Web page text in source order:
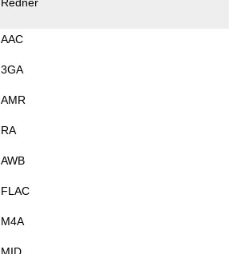
AAC
3GA
AMR
RA
AWB
FLAC
M4A